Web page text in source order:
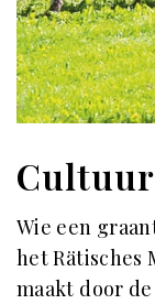
Wie een
het Rätisches
maakt door